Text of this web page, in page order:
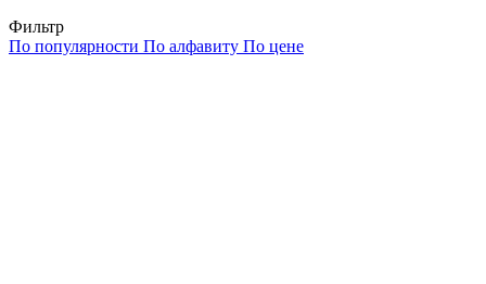
Фильтр
По популярности По алфавиту По цене